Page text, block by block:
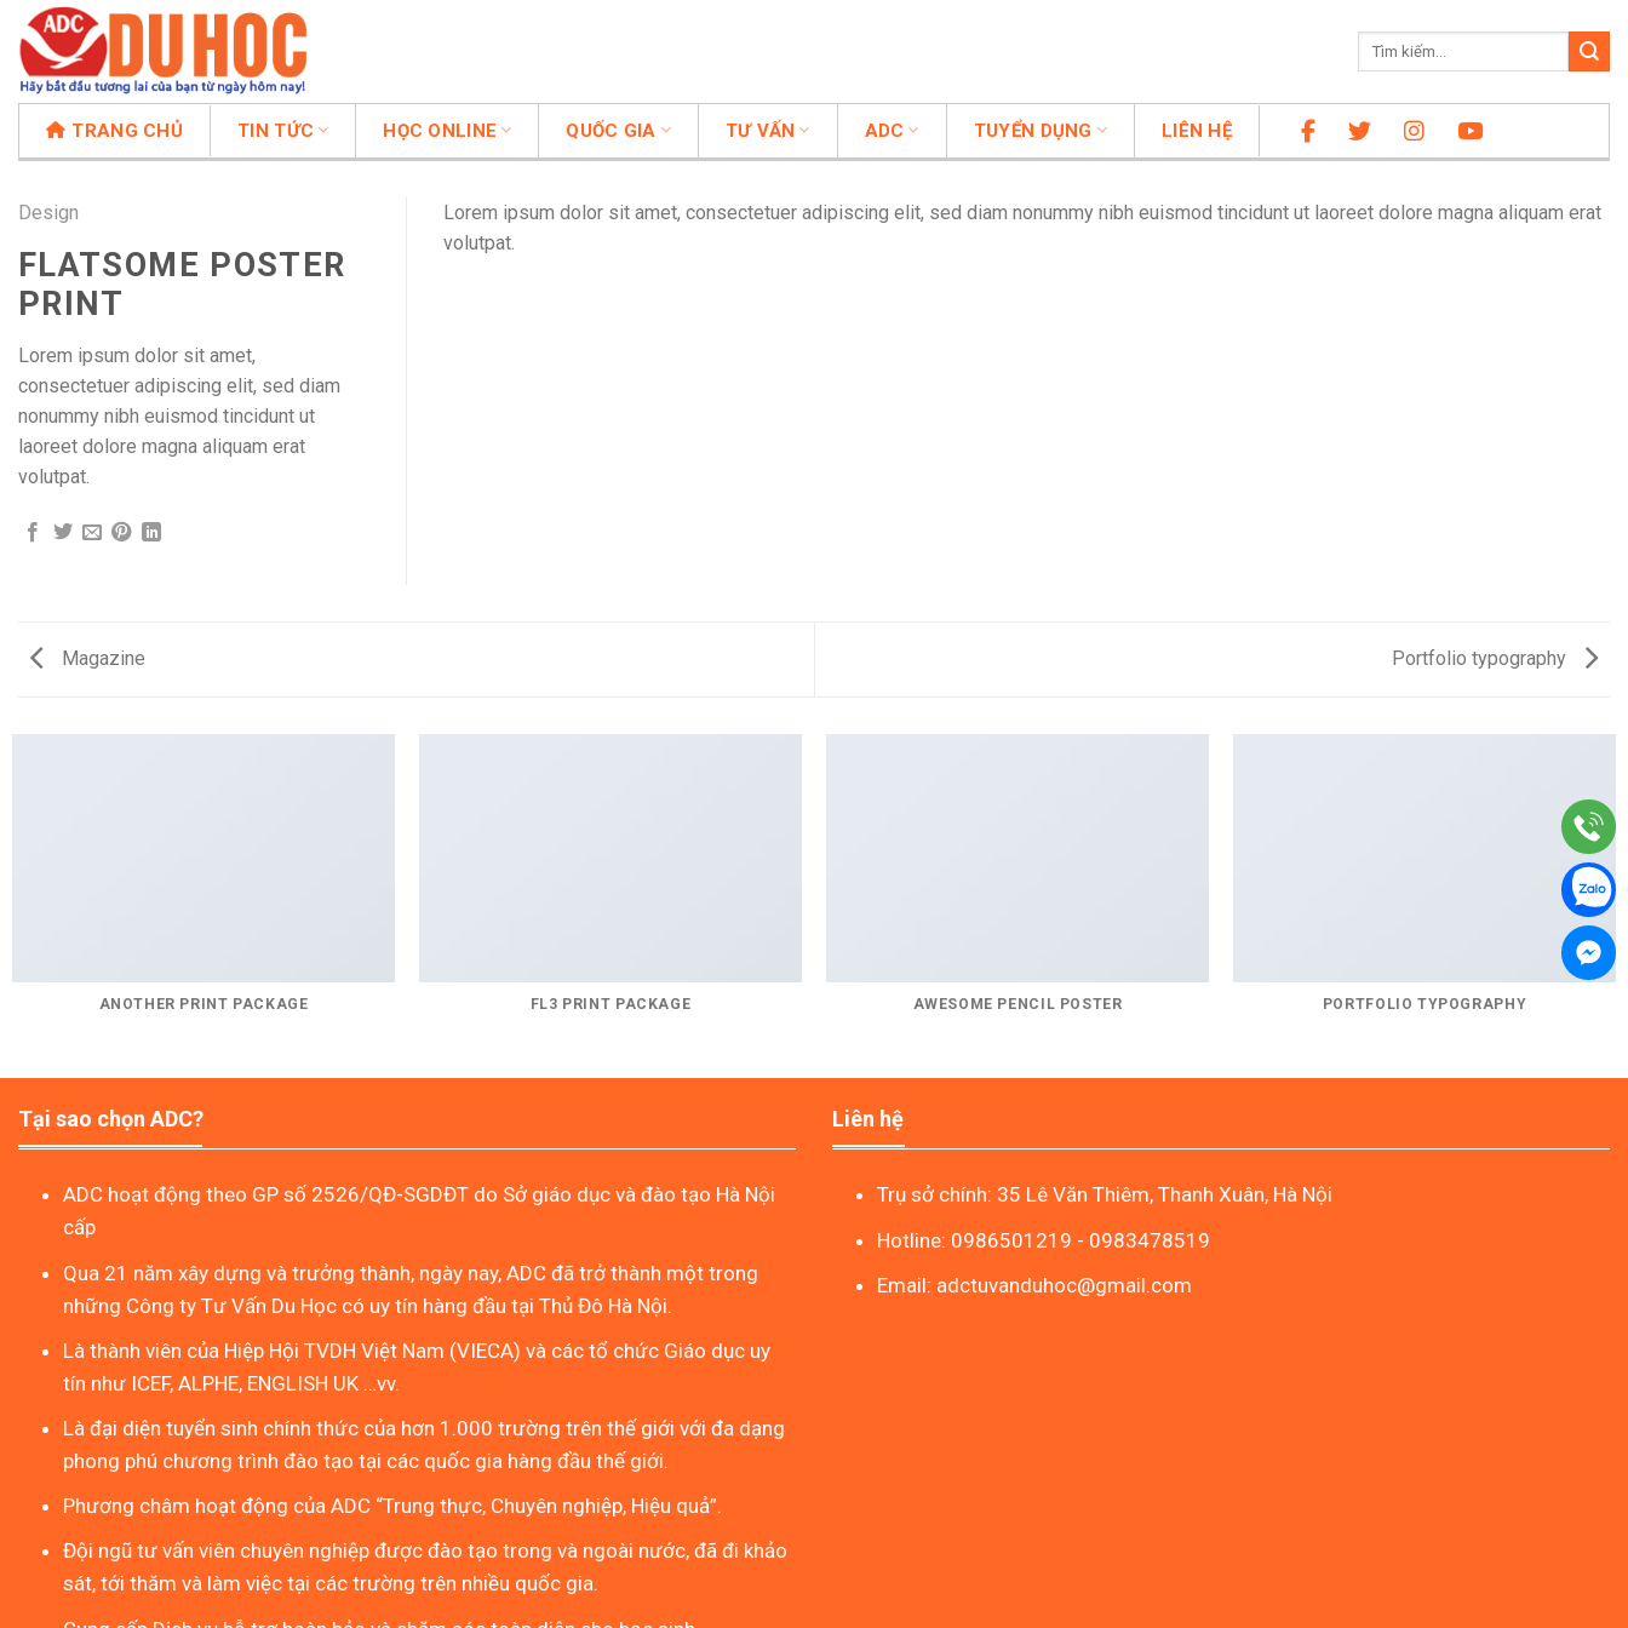
Chuyển
đến
nội
dung
TRANG CHỦ TIN TỨC HỌC ONLINE QUỐC GIA TƯ VẤN ADC TUYỂN DỤNG LIÊN HỆ
Design
FLATSOME POSTER
PRINT
Lorem ipsum dolor sit amet,
consectetuer adipiscing elit, sed diam
nonummy nibh euismod tincidunt ut
laoreet dolore magna aliquam erat
volutpat.
Lorem ipsum dolor sit amet, consectetuer adipiscing elit, sed diam nonummy nibh euismod tincidunt ut laoreet dolore magna aliquam erat
volutpat.
Magazine Portfolio typography
ANOTHER PRINT PACKAGE FL3 PRINT PACKAGE AWESOME PENCIL POSTER PORTFOLIO TYPOGRAPHY
Tại sao chọn ADC?
ADC hoạt động theo GP số 2526/QĐ-SGDĐT do Sở giáo dục và đào tạo Hà Nội
cấp
Qua 21 năm xây dựng và trưởng thành, ngày nay, ADC đã trở thành một trong
những Công ty Tư Vấn Du Học có uy tín hàng đầu tại Thủ Đô Hà Nội.
Là thành viên của Hiệp Hội TVDH Việt Nam (VIECA) và các tổ chức Giáo dục uy
tín như ICEF, ALPHE, ENGLISH UK …vv.
Là đại diện tuyển sinh chính thức của hơn 1.000 trường trên thế giới với đa dạng
phong phú chương trình đào tạo tại các quốc gia hàng đầu thế giới.
Phương châm hoạt động của ADC “Trung thực, Chuyên nghiệp, Hiệu quả”.
Đội ngũ tư vấn viên chuyên nghiệp được đào tạo trong và ngoài nước, đã đi khảo
sát, tới thăm và làm việc tại các trường trên nhiều quốc gia.
Liên hệ
Trụ sở chính: 35 Lê Văn Thiêm, Thanh Xuân, Hà Nội
Hotline: 0986501219 - 0983478519
Email: adctuvanduhoc@gmail.com